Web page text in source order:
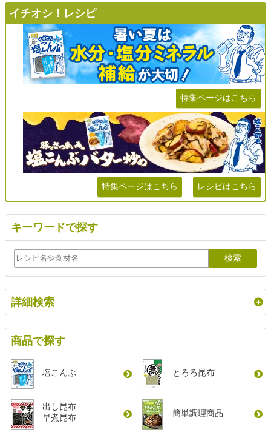
イチオシ！レシピ
特集ページはこちら
特集ページはこちら レシピはこちら
キーワードで探す
詳細検索
商品で探す
塩こんぶ とろろ昆布
出し昆布
早煮昆布
簡単調理商品